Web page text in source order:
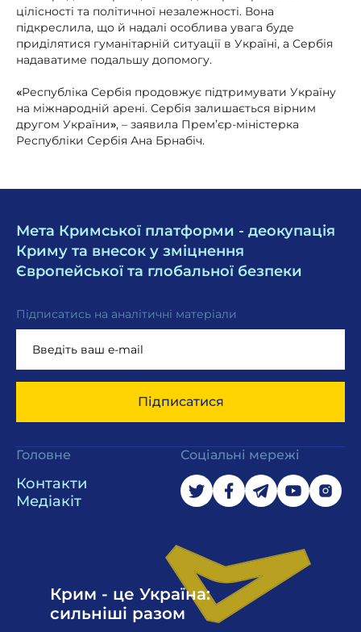
цілісності та політичної незалежності. Вона
підкреслила, що й надалі особлива увага буде
приділятися гуманітарній ситуації в Україні, а Сербія
надаватиме подальшу допомогу.
«Республіка Сербія продовжує підтримувати Україну
на міжнародній арені. Сербія залишається вірним
другом України», – заявила Прем’єр-міністерка
Республіки Сербія Ана Брнабіч.
Мета Кримської платформи - деокупація
Криму та внесок у зміцнення
Європейської та глобальної безпеки
Підписатись на аналітичні матеріали
Підписатися
Головне
Контакти
Медіакіт
Соціальні мережі
Крим - це Україна:
сильніші разом